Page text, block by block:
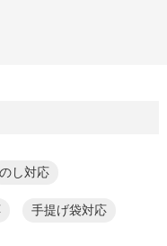
のし対応
手提げ袋対応